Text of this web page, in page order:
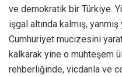
ve demokratik bir Türkiye.
işgal altında kalmış,
Cumhuriyet mucizesini
kalkarak yine o muhteşem
rehberliğinde, vicdanla ve